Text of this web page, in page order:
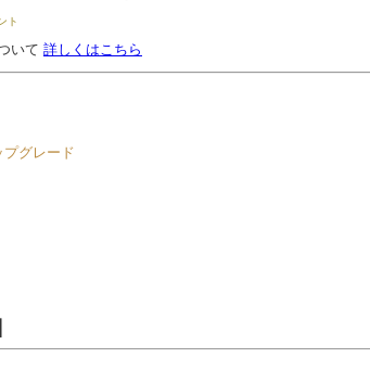
ト
いて 詳しくはこちら
プグレード